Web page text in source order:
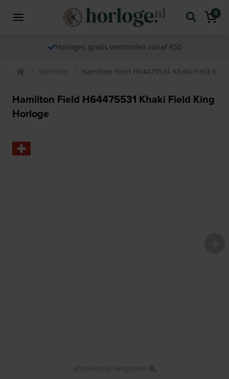
0
Horloges gratis verzonden vanaf €50
Hamilton Hamilton Field H64475531 Khaki Field
Hamilton Field H64475531 Khaki Field King
Horloge
Afbeelding vergroten